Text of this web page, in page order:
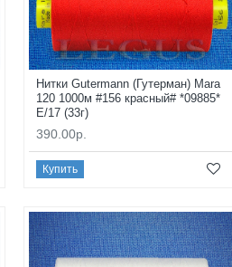
Нитки Gutermann (Гутерман) Mara
120 1000м #156 красный# *09885*
E/17 (33г)
390.00р.
Купить